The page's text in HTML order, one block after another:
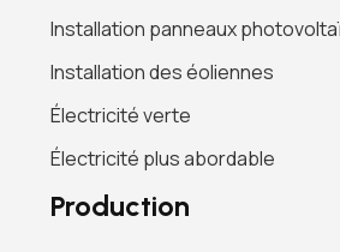
Installation panneaux
Installation des éoliennes
Électricité verte
Électricité plus abordable
Production